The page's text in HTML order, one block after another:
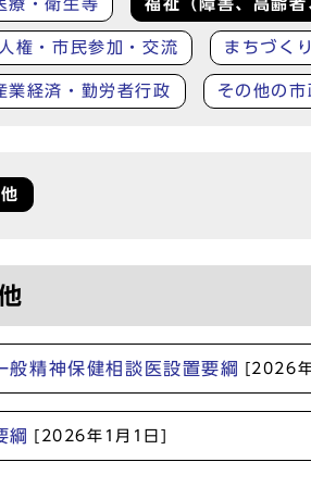
療・衛生等 福祉（障害、高齢
権・市民参加・交流 まちづく
業経済・勤労者行政 その他の
精神保健相談医設置要綱 [2026
綱 [2026年1月1日]